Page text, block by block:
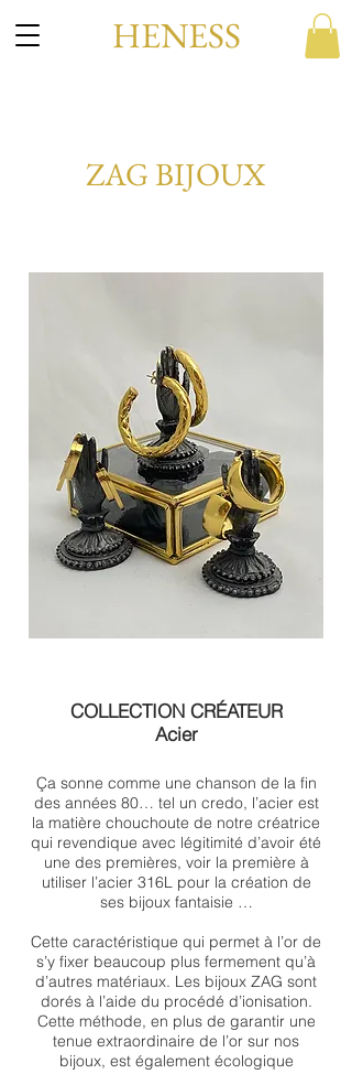
HENESS
ZAG BIJOUX
COLLECTION CRÉATEUR
Acier
Ça sonne comme une chanson de la fin
des années 80… tel un credo, l’acier est
la matière chouchoute de notre créatrice
qui revendique avec légitimité d’avoir été
une des premières, voir la première à
utiliser l’acier 316L pour la création de
ses bijoux fantaisie …
Cette caractéristique qui permet à l’or de
s’y fixer beaucoup plus fermement qu’à
d’autres matériaux. Les bijoux ZAG sont
dorés à l’aide du procédé d’ionisation.
Cette méthode, en plus de garantir une
tenue extraordinaire de l’or sur nos
bijoux, est également écologique